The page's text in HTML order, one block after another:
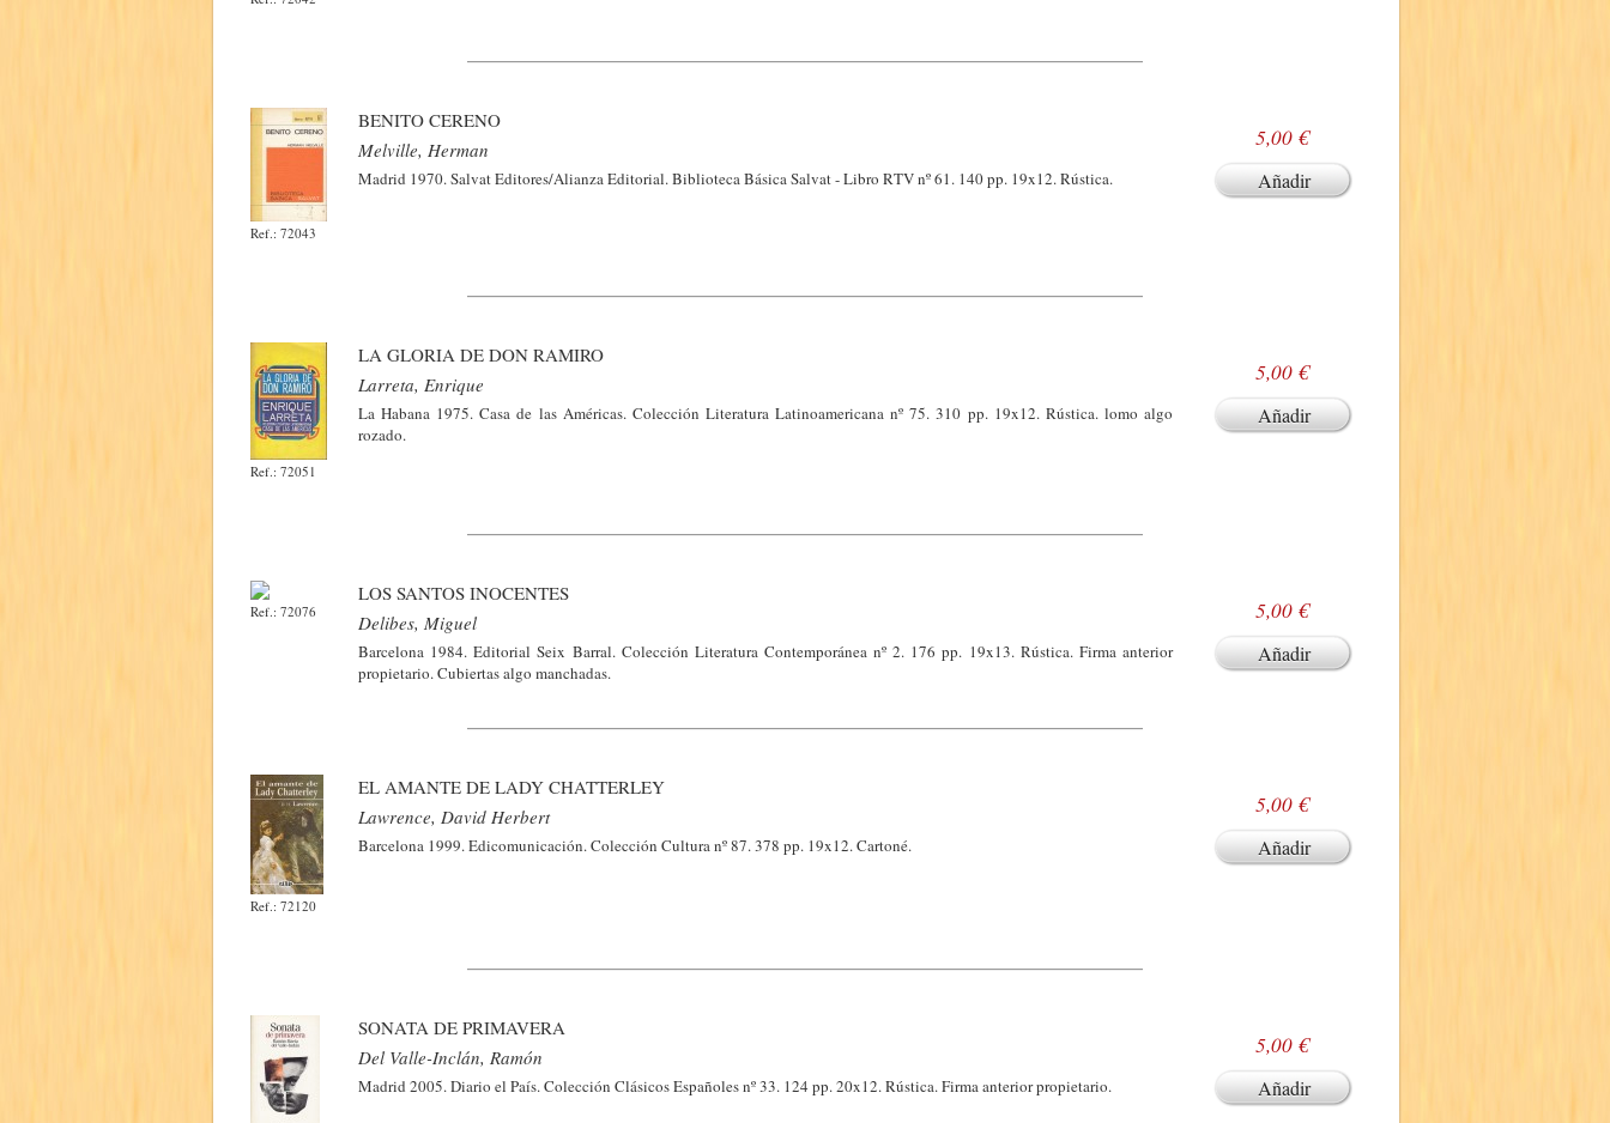
Ref.: 72043
BENITO CERENO
Melville, Herman
Madrid 1970. Salvat Editores/Alianza Editorial. Biblioteca Básica Salvat - Libro RTV nº 61. 140 pp. 19x12. Rústica.
5,00 €
Añadir
Ref.: 72051
LA GLORIA DE DON RAMIRO
Larreta, Enrique
La Habana 1975. Casa de las Américas. Colección Literatura Latinoamericana nº 75. 310 pp. 19x12. Rústica. lomo algo
rozado.
5,00 €
Añadir
Ref.: 72076
LOS SANTOS INOCENTES
Delibes, Miguel
Barcelona 1984. Editorial Seix Barral. Colección Literatura Contemporánea nº 2. 176 pp. 19x13. Rústica. Firma anterior
propietario. Cubiertas algo manchadas.
5,00 €
Añadir
Ref.: 72120
EL AMANTE DE LADY CHATTERLEY
Lawrence, David Herbert
Barcelona 1999. Edicomunicación. Colección Cultura nº 87. 378 pp. 19x12. Cartoné.
5,00 €
Añadir
SONATA DE PRIMAVERA
Del Valle-Inclán, Ramón
Madrid 2005. Diario el País. Colección Clásicos Españoles nº 33. 124 pp. 20x12. Rústica. Firma anterior propietario.
5,00 €
Añadir